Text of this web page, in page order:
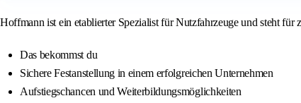
Hoffmann ist ein etablierter Spezialist für Nutzfahrzeuge und steht für
Das bekommst du
Sichere Festanstellung in einem erfolgreichen Unternehmen
Aufstiegschancen und Weiterbildungsmöglichkeiten